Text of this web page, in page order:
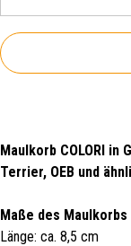
Maulkorb COLORI
Terrier, OEB und
Maße des Maulkorbs
Länge: ca. 8,5 cm